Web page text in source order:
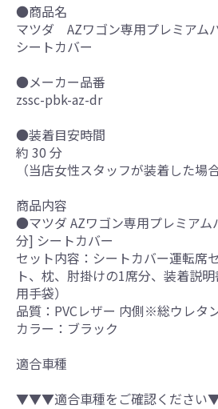
●商品名
マツダ AZワゴン専用プレミアム
シートカバー
●メーカー品番
zssc-pbk-az-dr
●装着目安時間
約 30 分
（当店女性スタッフが装着した場合
商品内容
●マツダ AZワゴン専用プレミアム
分] シートカバー
セット内容：シートカバー運転席
ト、枕、肘掛けの1席分、装着説
用手袋）
品質：PVCレザー 内側※総ウレタ
カラー：ブラック
適合車種
▼▼▼適合車種をご確認くださ